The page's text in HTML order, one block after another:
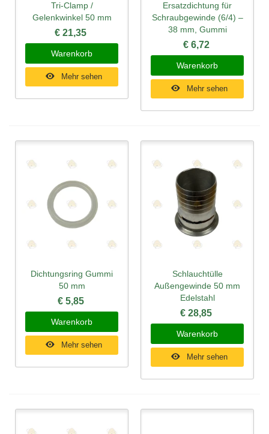
Tri-Clamp /
Gelenkwinkel 50 mm
€ 21,35
Warenkorb
Mehr sehen
Ersatzdichtung für
Schraubgewinde (6/4) –
38 mm, Gummi
€ 6,72
Warenkorb
Mehr sehen
Dichtungsring Gummi
50 mm
€ 5,85
Warenkorb
Mehr sehen
Schlauchtülle
Außengewinde 50 mm
Edelstahl
€ 28,85
Warenkorb
Mehr sehen